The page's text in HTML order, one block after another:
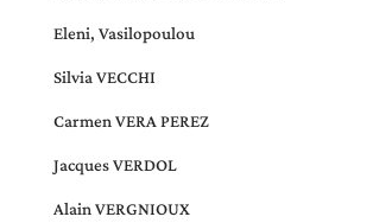
Eleni, Vasilopoulou
Silvia VECCHI
Carmen VERA PEREZ
Jacques VERDOL
Alain VERGNIOUX